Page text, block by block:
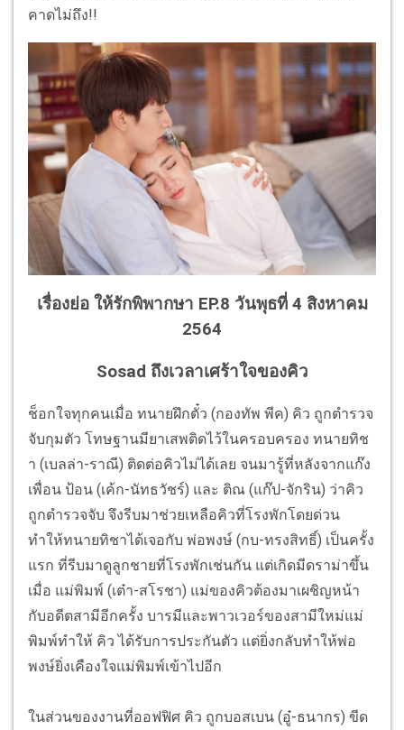
คาดไม่ถึง!!
เรื่องย่อ ให้รักพิพากษา EP.8 วันพุธที่ 4 สิงหาคม
2564
Sosad ถึงเวลาเศร้าใจของคิว
ช็อกใจทุกคนเมื่อ ทนายฝึกตั๋ว (กองทัพ พีค) คิว ถูกตำรวจ
จับกุมตัว โทษฐานมียาเสพติดไว้ในครอบครอง ทนายทิช
า (เบลล่า-ราณี) ติดต่อคิวไม่ได้เลย จนมารู้ที่หลังจากแก๊ง
เพื่อน ป้อน (เค้ก-นัทธวัชร์) และ ติณ (แก๊ป-จักริน) ว่าคิว
ถูกตำรวจจับ จึงรีบมาช่วยเหลือคิวที่โรงพักโดยด่วน
ทำให้ทนายทิชาได้เจอกับ พ่อพงษ์ (กบ-ทรงสิทธิ์) เป็นครั้ง
แรก ที่รีบมาดูลูกชายที่โรงพักเช่นกัน แต่เกิดมีดราม่าขึ้น
เมื่อ แม่พิมพ์ (เต๋า-สโรชา) แม่ของคิวต้องมาเผชิญหน้า
กับอดีตสามีอีกครั้ง บารมีและพาวเวอร์ของสามีใหม่แม่
พิมพ์ทำให้ คิว ได้รับการประกันตัว แต่ยิ่งกลับทำให้พ่อ
พงษ์ยิ่งเคืองใจแม่พิมพ์เข้าไปอีก
ในส่วนของงานที่ออฟฟิศ คิว ถูกบอสเบน (อู๋-ธนากร) ขีด